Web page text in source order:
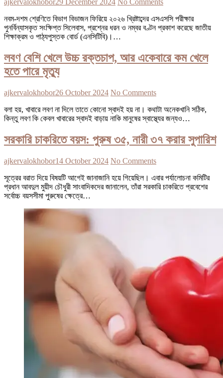
ajkervalokhobor29 December 2024 No Comments
নবম-দশম শ্রেণিতে বিভাগ বিভাজন ফিরিয়ে ২০২৬ খ্রিষ্টাব্দের এসএসসি পরীক্ষার
পুনর্বিন্যাসকৃত সংক্ষিপ্ত সিলেবাস, প্রশ্নের ধরন ও নম্বর বণ্টন প্রকাশ করেছে জাতীয়
শিক্ষাক্রম ও পাঠ্যপুস্তক বোর্ড (এনসিটিবি)।…
লবণ বেশি খেলে উচ্চ রক্তচাপ, আর একেবারে কম খেলে
হতে পারে মৃত্যু
ajkervalokhobor26 October 2024 No Comments
বলা হয়, খাবারে লবণ না দিলে তাতে কোনো স্বাদই হয় না। কথাটা অনেকখানি সঠিক,
কিন্তু লবণ কি কেবল খাবারের স্বাদই বাড়ায় নাকি মানুষের স্বাস্থ্যের জন্যও…
সরকারি চাকরিতে বয়স: পুরুষ ৩৫, নারী ৩৭ করার সুপারিশ
ajkervalokhobor14 October 2024 No Comments
সূত্রের বরাত দিয়ে বিষয়টি আগেই জানাজানি হয়ে গিয়েছিল। এবার পর্যালোচনা কমিটির
প্রধান আবদুল মুয়ীদ চৌধুরী সাংবাদিকদের জানালেন, তাঁরা সরকারি চাকরিতে প্রবেশের
সর্বোচ্চ বয়সসীমা পুরুষের ক্ষেত্রে…